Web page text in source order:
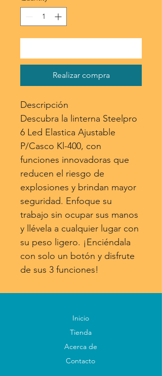
Realizar compra
Descripción
Descubra la linterna Steelpro
6 Led Elastica Ajustable
P/Casco Kl-400, con
funciones innovadoras que
reducen el riesgo de
explosiones y brindan mayor
seguridad. Enfoque su
trabajo sin ocupar sus manos
y llévela a cualquier lugar con
su peso ligero. ¡Enciéndala
con solo un botón y disfrute
de sus 3 funciones!
Inicio
Tienda
Acerca de
Contacto